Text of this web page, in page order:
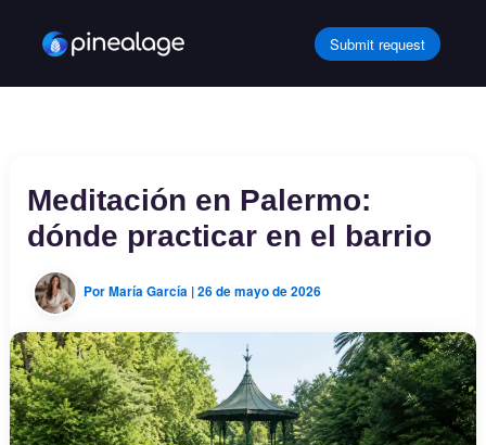
Submit request
Meditación en Palermo:
dónde practicar en el barrio
PorMaría García |26 de mayo de 2026